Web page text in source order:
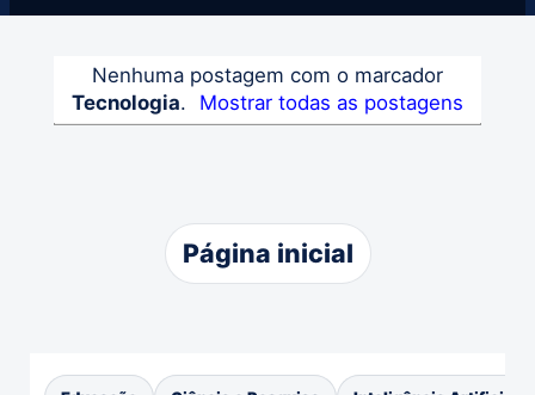
Nenhuma postagem com o marcador
Tecnologia. Mostrar todas as postagens
Página inicial